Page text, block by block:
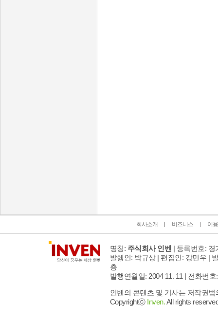
회사소개 비즈니스 이
명칭: 주식회사 인벤 | 등록번호: 경
발행인: 박규상 | 편집인: 강민우 |
층
발행연월일: 2004 11. 11 | 전화번호
인벤의 콘텐츠 및 기사는 저작권
Copyrightⓒ Inven.All rights